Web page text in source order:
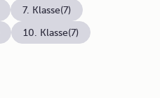
7. Klasse(7)
10. Klasse(7)